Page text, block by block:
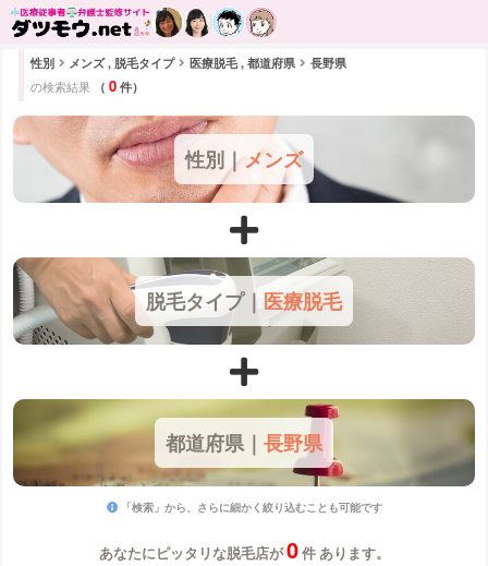
性別 メンズ , 脱毛タイプ 医療脱毛 , 都道府県 長野県
の検索結果 （ 0件）
性別｜メンズ
脱毛タイプ｜ 医療脱毛
都道府県｜ 長野県
「検索」から、さらに細かく絞り込むことも可能です
あなたにピッタリな脱毛店が0件 あります。